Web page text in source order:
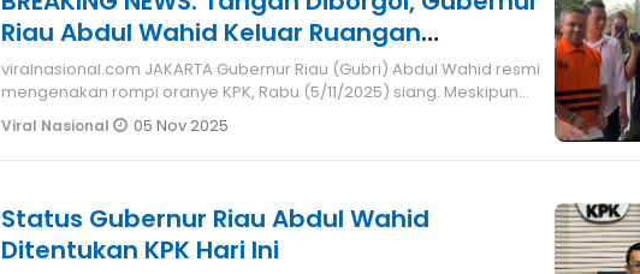
Riau Abdul Wahid Keluar Ruangan
Mengenakan Rompi Oranye KPK
viralnasional.com JAKARTA Gubernur Riau (Gubri) Abdul Wahid resmi
mengenakan rompi oranye KPK, Rabu (5/11/2025) siang. Meskipun
belum ada
Viral Nasional 05 Nov 2025
Status Gubernur Riau Abdul Wahid
Ditentukan KPK Hari Ini